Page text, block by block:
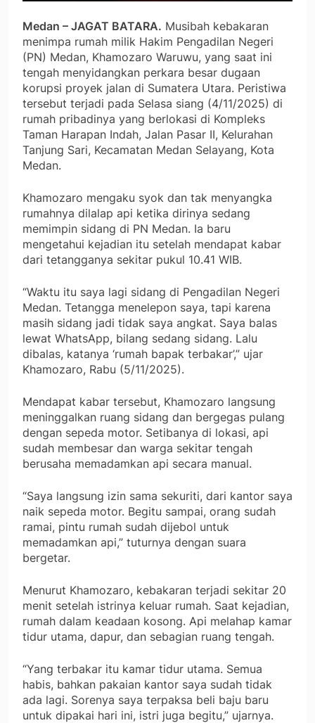
Medan – JAGAT BATARA. Musibah kebakaran
menimpa rumah milik Hakim Pengadilan Negeri
(PN) Medan, Khamozaro Waruwu, yang saat ini
tengah menyidangkan perkara besar dugaan
korupsi proyek jalan di Sumatera Utara. Peristiwa
tersebut terjadi pada Selasa siang (4/11/2025) di
rumah pribadinya yang berlokasi di Kompleks
Taman Harapan Indah, Jalan Pasar II, Kelurahan
Tanjung Sari, Kecamatan Medan Selayang, Kota
Medan.
Khamozaro mengaku syok dan tak menyangka
rumahnya dilalap api ketika dirinya sedang
memimpin sidang di PN Medan. Ia baru
mengetahui kejadian itu setelah mendapat kabar
dari tetangganya sekitar pukul 10.41 WIB.
“Waktu itu saya lagi sidang di Pengadilan Negeri
Medan. Tetangga menelepon saya, tapi karena
masih sidang jadi tidak saya angkat. Saya balas
lewat WhatsApp, bilang sedang sidang. Lalu
dibalas, katanya ‘rumah bapak terbakar’,” ujar
Khamozaro, Rabu (5/11/2025).
Mendapat kabar tersebut, Khamozaro langsung
meninggalkan ruang sidang dan bergegas pulang
dengan sepeda motor. Setibanya di lokasi, api
sudah membesar dan warga sekitar tengah
berusaha memadamkan api secara manual.
“Saya langsung izin sama sekuriti, dari kantor saya
naik sepeda motor. Begitu sampai, orang sudah
ramai, pintu rumah sudah dijebol untuk
memadamkan api,” tuturnya dengan suara
bergetar.
Menurut Khamozaro, kebakaran terjadi sekitar 20
menit setelah istrinya keluar rumah. Saat kejadian,
rumah dalam keadaan kosong. Api melahap kamar
tidur utama, dapur, dan sebagian ruang tengah.
“Yang terbakar itu kamar tidur utama. Semua
habis, bahkan pakaian kantor saya sudah tidak
ada lagi. Sorenya saya terpaksa beli baju baru
untuk dipakai hari ini, istri juga begitu,” ujarnya.